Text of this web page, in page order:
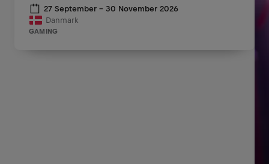
27 September - 30 November 2026
Danmark
GAMING